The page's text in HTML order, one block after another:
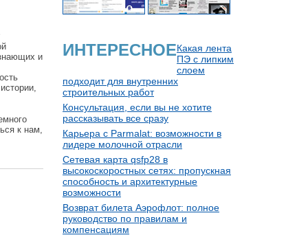
и
к нам,
ИНТЕРЕСНОЕКакая лента
ПЭ с липким
слоем
подходит для внутренних
строительных работ
Консультация, если вы не хотите
рассказывать все сразу
Карьера с Parmalat: возможности в
лидере молочной отрасли
Сетевая карта qsfp28 в
высокоскоростных сетях: пропускная
способность и архитектурные
возможности
Возврат билета Аэрофлот: полное
руководство по правилам и
компенсациям